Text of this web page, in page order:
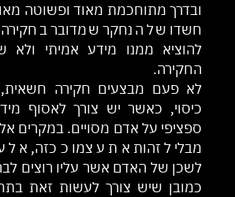
ובדרך מתוחכמת מאוד ופשוטה
חשדו של הנחקר שמדובר בחקירה
להוציא ממנו מידע אמיתי
החקירה.
לא פעם מבצעים חקירה
כיסוי, כאשר יש צורך לאסוף
ספציפי על אדם מסויים. במקרים
מבלי לזהות את עצמו ככזה, אל
לשכן של האדם אשר עליו רוצים
כמובן שיש צורך לעשות זאת